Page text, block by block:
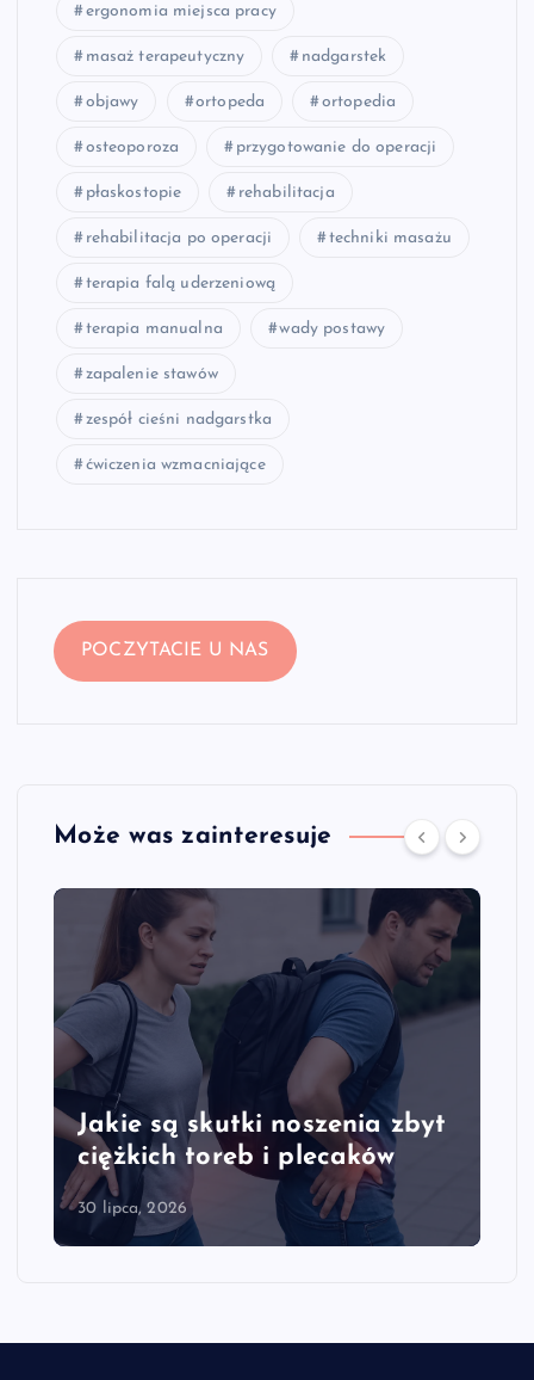
ergonomia miejsca pracy
masaż terapeutyczny nadgarstek
objawy ortopeda ortopedia
osteoporoza przygotowanie do operacji
płaskostopie rehabilitacja
rehabilitacja po operacji techniki masażu
terapia falą uderzeniową
terapia manualna wady postawy
zapalenie stawów
zespół cieśni nadgarstka
ćwiczenia wzmacniające
POCZYTACIE U NAS
Może was zainteresuje
Jakie są skutki noszenia zbyt
ciężkich toreb i plecaków
30 lipca, 2026